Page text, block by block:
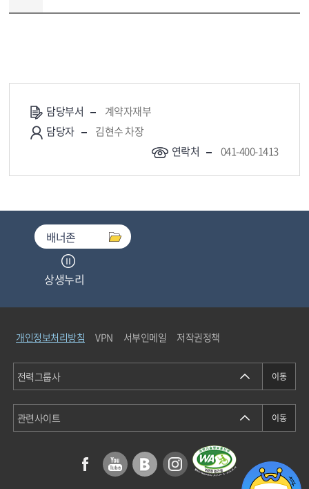
담당부서
계약자재부
담당자
김현수 차장
연락처
041-400-1413
배너존
상생누리
중소기업기술마켓
청탁금지법통합검색
개인정보처리방침 VPN 서부인메일 저작권정책